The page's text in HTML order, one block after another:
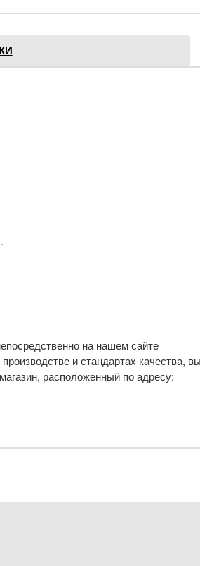
на нашем сайте
и стандартах качества,
расположенный по адресу: